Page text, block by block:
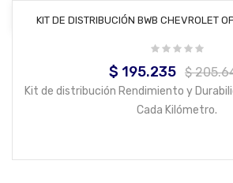
AÑADIR AL CARRITO
KIT DE DISTRIBUCIÓN BWB CHEVROLET
Precio
$ 195.235
Precio
base
$
Kit de distribución Rendimiento y
Cada Kilómetro.